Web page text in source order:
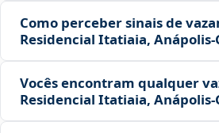
Como perceber sinais de
Residencial Itatiaia,
Vocês encontram qualquer
Residencial Itatiaia,